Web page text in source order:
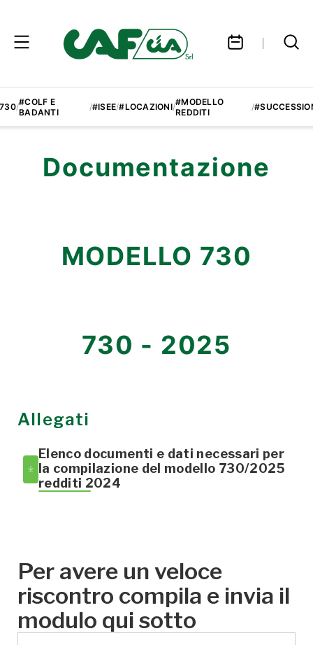
/#COLF E
BADANTI
/#ISEE/#LOCAZIONI/#MODELLO
REDDITI
/
Documentazione
MODELLO 730
730 - 2025
Allegati
Elenco documenti e dati necessari per
la compilazione del modello 730/2025
redditi 2024
Per avere un veloce
riscontro compila e invia il
modulo qui sotto